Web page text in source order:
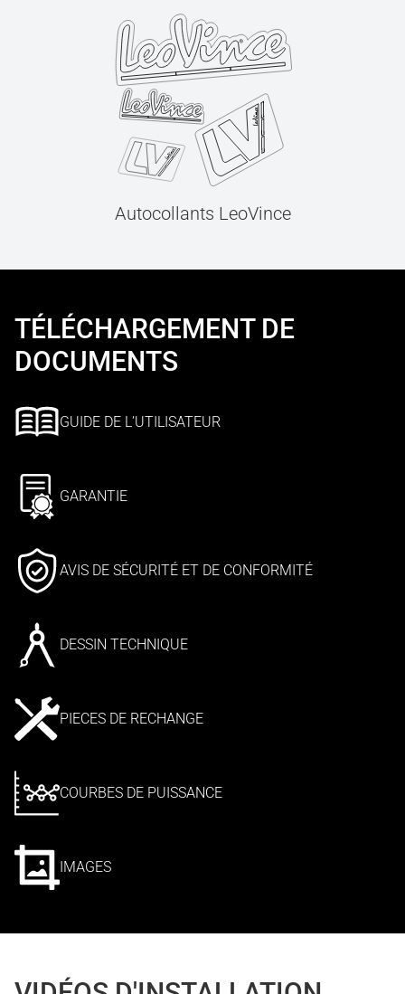
Autocollants LeoVince
TÉLÉCHARGEMENT DE
DOCUMENTS
GUIDE DE L’UTILISATEUR
GARANTIE
AVIS DE SÉCURITÉ ET DE CONFORMITÉ
DESSIN TECHNIQUE
PIECES DE RECHANGE
COURBES DE PUISSANCE
IMAGES